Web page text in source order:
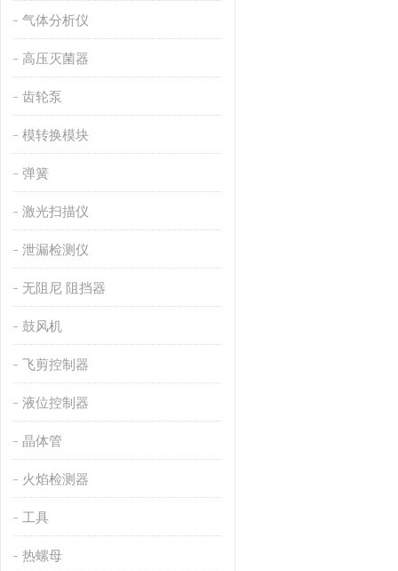
气体分析仪
高压灭菌器
齿轮泵
模转换模块
弹簧
激光扫描仪
泄漏检测仪
无阻尼 阻挡器
鼓风机
飞剪控制器
液位控制器
晶体管
火焰检测器
工具
热螺母